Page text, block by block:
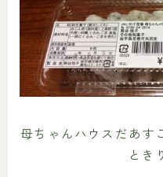
母ちゃんハウスだあす
とき